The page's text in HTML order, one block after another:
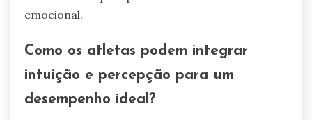
emocional.
Como os atletas podem integrar
intuição e percepção para um
desempenho ideal?